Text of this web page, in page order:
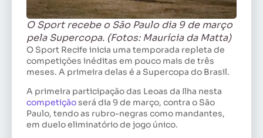
O Sport recebe o São Paulo dia 9 de março
pela Supercopa. (Fotos: Maurícia da Matta)
O Sport Recife inicia uma temporada repleta de
competições inéditas em pouco mais de três
meses. A primeira delas é a Supercopa do Brasil.
A primeira participação das Leoas da Ilha nesta
competiçãoserá dia 9 de março, contra o São
Paulo, tendo as rubro-negras como mandantes,
em duelo eliminatório de jogo único.